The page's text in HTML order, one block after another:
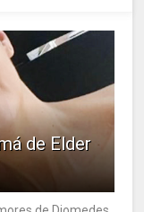
de Elder